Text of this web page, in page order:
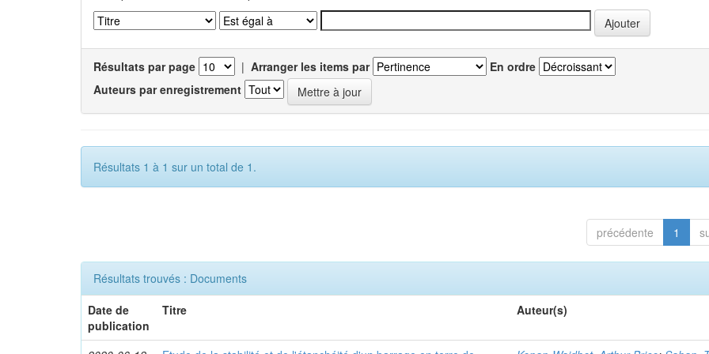
Résultats par page | Arranger les items par
En ordre
Auteurs par enregistrement
Résultats 1 à 1 sur un total de 1.
précédente 1
Résultats trouvés : Documents
Date de
publication
Titre Auteur(s)